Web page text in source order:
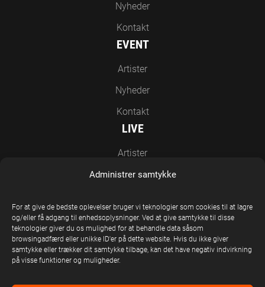
Administrer samtykke
For at give de bedste oplevelser bruger vi teknologier som cookies til at lagre
og/eller få adgang til enhedsoplysninger. Ved at give samtykke til disse
teknologier giver du os mulighed for at behandle data såsom
browsingadfærd eller unikke ID'er på dette website. Hvis du ikke giver
samtykke eller trækker dit samtykke tilbage, kan det have negativ indvirkning
på visse funktioner og muligheder.
Nyheder
Kontakt
EVENT
Artister
Nyheder
Kontakt
LIVE
Artister
Nyheder
EN DEL AF UNITED STAGE GROUP